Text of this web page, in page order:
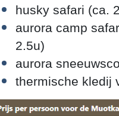
husky safari (ca.
aurora camp
2.5u)
aurora
thermische kledij